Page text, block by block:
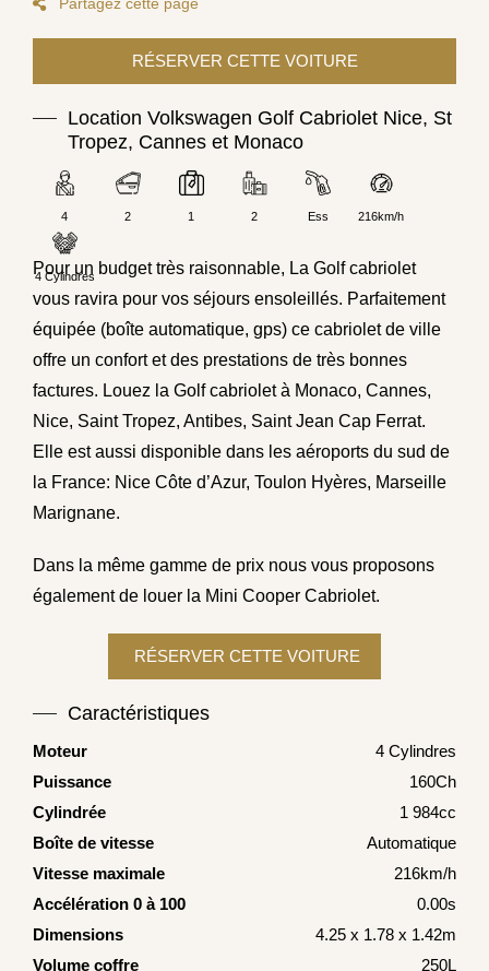
Partagez cette page
Location Volkswagen Golf Cabriolet Nice, St
Tropez, Cannes et Monaco
4 2 1 2 Ess 216km/h
4 Cylindres
Pour un budget très raisonnable, La Golf cabriolet
vous ravira pour vos séjours ensoleillés. Parfaitement
équipée (boîte automatique, gps) ce cabriolet de ville
offre un confort et des prestations de très bonnes
factures. Louez la Golf cabriolet à Monaco, Cannes,
Nice, Saint Tropez, Antibes, Saint Jean Cap Ferrat.
Elle est aussi disponible dans les aéroports du sud de
la France: Nice Côte d’Azur, Toulon Hyères, Marseille
Marignane.
Dans la même gamme de prix nous vous proposons
également de louer la Mini Cooper Cabriolet.
Caractéristiques
Moteur
4 Cylindres
Puissance
160Ch
Cylindrée
1 984cc
Boîte de vitesse
Automatique
Vitesse maximale
216km/h
Accélération 0 à 100
0.00s
Dimensions
4.25 x 1.78 x 1.42m
Volume coffre
250L